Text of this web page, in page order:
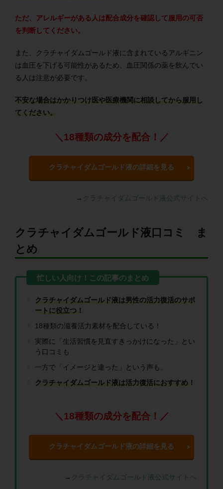
ただ、アレルギーがある人は配合成分を確認して服用の可否
を判断してください。
また、クラチャイダムゴールド液に含まれているアルギニン
は血圧を下げる可能性があるため、血圧関係の薬を飲んでい
る人は注意が必要です。
不安な場合はかかりつけ医や医療機関に相談してから服用し
てください。
＼18種類の成分を配合！／
クラチャイダムゴールド液の詳細を見る
→ クラチャイダムゴールド液公式サイトへ
クラチャイダムゴールド液口コミ ま
とめ
クラチャイダムゴールド液は男性の活力復活のサポ
ートに役立つ！
18種類の滋養活力素材を配合している！
実際に「生活習慣を見直すきっかけになった」とい
う口コミも
一方で「イメージと違った」という声も。
クラチャイダムゴールド液は活力復活におすすめ！
＼18種類の成分を配合！／
クラチャイダムゴールド液の詳細を見る
→ クラチャイダムゴールド液公式サイトへ